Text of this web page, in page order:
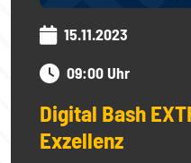
15.11.2023
09:00 Uhr
Digital Bash
Exzellenz